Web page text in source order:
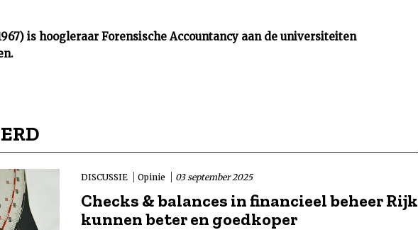
is hoogleraar Forensische Accountancy aan de universiteiten
DISCUSSIE Opinie 03 september 2025
Checks & balances in financieel beheer Rijk
kunnen beter en goedkoper